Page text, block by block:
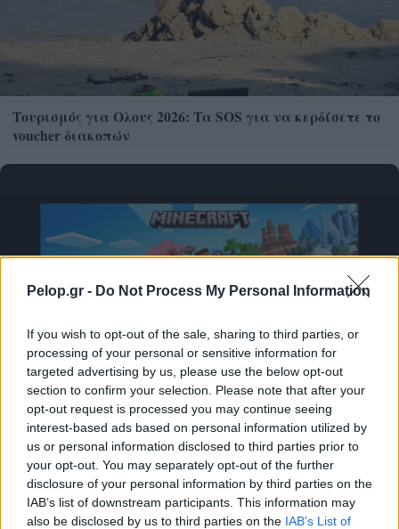
Pelop.gr - Do Not Process My Personal Information
If you wish to opt-out of the sale, sharing to third parties, or
processing of your personal or sensitive information for
targeted advertising by us, please use the below opt-out
section to confirm your selection. Please note that after your
opt-out request is processed you may continue seeing
interest-based ads based on personal information utilized by
us or personal information disclosed to third parties prior to
your opt-out. You may separately opt-out of the further
disclosure of your personal information by third parties on the
IAB’s list of downstream participants. This information may
also be disclosed by us to third parties on the IAB’s List of
Τουρισμός για Ολους 2026: Τα SOS για να κερδίσετε το
voucher διακοπών
Το Minecraft έρχεται στο Nintendo Switch 2 όπως δεν το
έχετε ξαναδεί